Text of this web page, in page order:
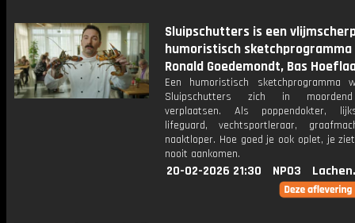
Sluipschutters is een
humoristisch
Ronald Goedemondt, Bas
Een humoristisch sketchprogramma
Sluipschutters zich in
verplaatsen. Als poppendokter,
lifeguard, vechtsportleraar,
naaktloper. Hoe goed je ook oplet, je
nooit aankomen.
20-02-2026 21:30 NPO3